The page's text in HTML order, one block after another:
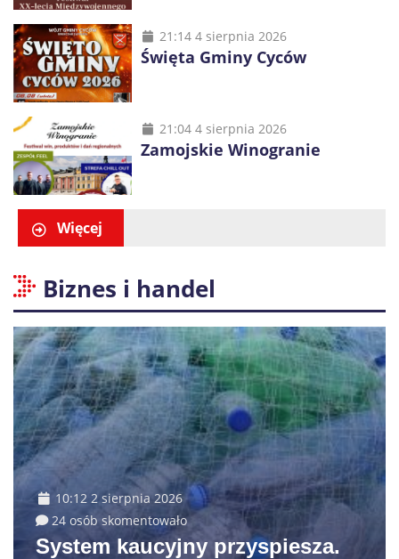
21:14 4 sierpnia 2026
Święta Gminy Cyców
21:04 4 sierpnia 2026
Zamojskie Winogranie
Więcej
Biznes i handel
10:12 2 sierpnia 2026
24 osób skomentowało
System kaucyjny przyspiesza.